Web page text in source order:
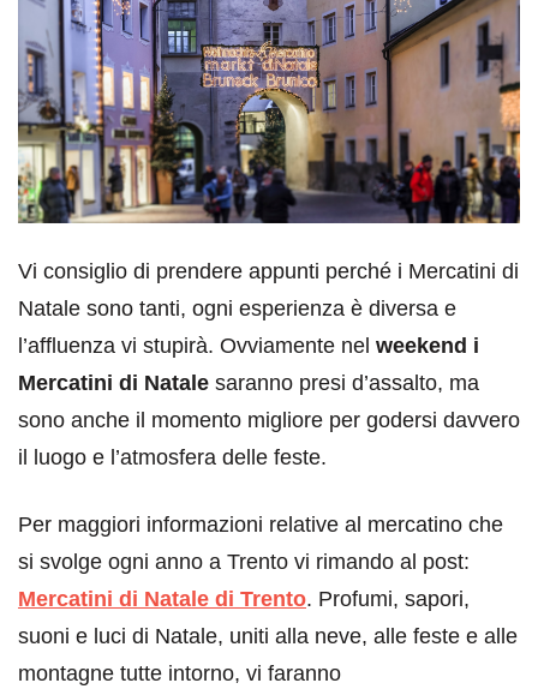
Vi consiglio di prendere appunti perché i Mercatini di
Natale sono tanti, ogni esperienza è diversa e
l’affluenza vi stupirà. Ovviamente nel weekend i
Mercatini di Natale saranno presi d’assalto, ma
sono anche il momento migliore per godersi davvero
il luogo e l’atmosfera delle feste.
Per maggiori informazioni relative al mercatino che
si svolge ogni anno a Trento vi rimando al post:
Mercatini di Natale di Trento. Profumi, sapori,
suoni e luci di Natale, uniti alla neve, alle feste e alle
montagne tutte intorno, vi faranno